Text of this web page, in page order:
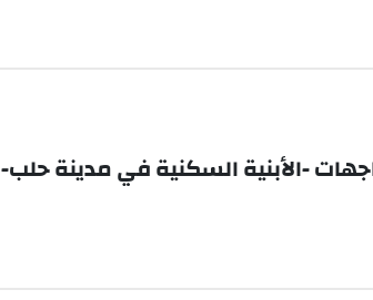
-الأبنية السكنية في مدينة حلب-